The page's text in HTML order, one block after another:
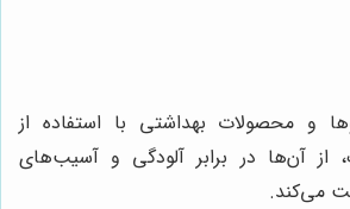
و محصولات بهداشتی با استفاده از
از آن‌ها در برابر آلودگی و آسیب‌های
می‌کند.